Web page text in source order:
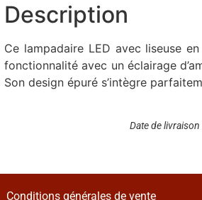
Description
Ce lampadaire LED avec liseuse
fonctionnalité avec un éclairage
Son design épuré s’intègre
Date de
Conditions générales de vente